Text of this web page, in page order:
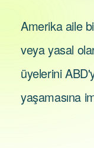
Amerika aile
veya yasal
üyelerini
yaşamasına